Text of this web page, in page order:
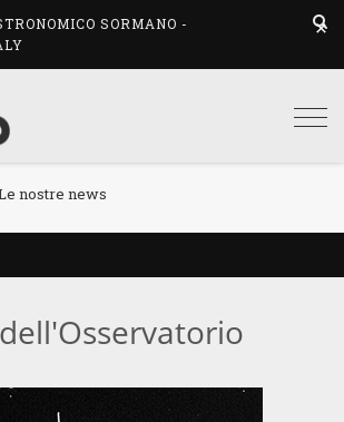
SORMANO -
nostre news